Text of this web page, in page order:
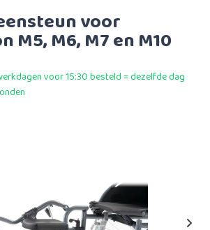
voor
M5, M6, M7 en M10
voor 15:30 besteld = dezelfde dag